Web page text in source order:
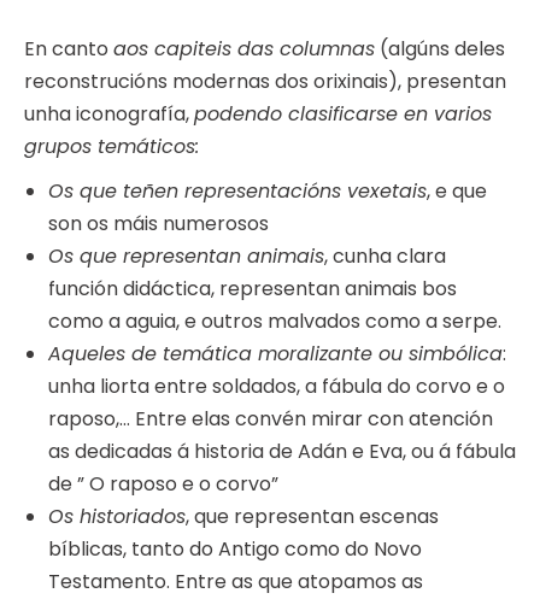
En canto aos capiteis das columnas (algúns deles
reconstrucións modernas dos orixinais), presentan
unha iconografía,podendo clasificarse en varios
grupos temáticos:
Os que teñen representacións vexetais, e que
son os máis numerosos
Os que representan animais, cunha clara
función didáctica, representan animais bos
como a aguia, e outros malvados como a serpe.
Aqueles de temática moralizante ou simbólica:
unha liorta entre soldados, a fábula do corvo e o
raposo,… Entre elas convén mirar con atención
as dedicadas á historia de Adán e Eva, ou á fábula
de ” O raposo e o corvo”
Os historiados, que representan escenas
bíblicas, tanto do Antigo como do Novo
Testamento. Entre as que atopamos as